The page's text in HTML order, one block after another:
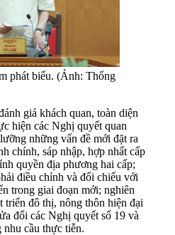
phát biểu. (Ảnh: Thống
giá khách quan, toàn diện
hiện các Nghị quyết quan
những vấn đề mới đặt ra
chính, sáp nhập, hợp nhất cấp
quyền địa phương hai cấp;
điều chỉnh và đối chiếu với
trong giai đoạn mới; nghiên
đô thị, nông thôn hiện đại
đổi các Nghị quyết số 19 và
cầu thực tiễn.